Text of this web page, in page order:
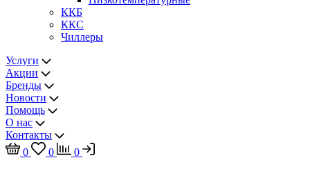
ККБ
ККС
Чиллеры
Услуги
Акции
Бренды
Новости
Помощь
О нас
Контакты
0
0
0